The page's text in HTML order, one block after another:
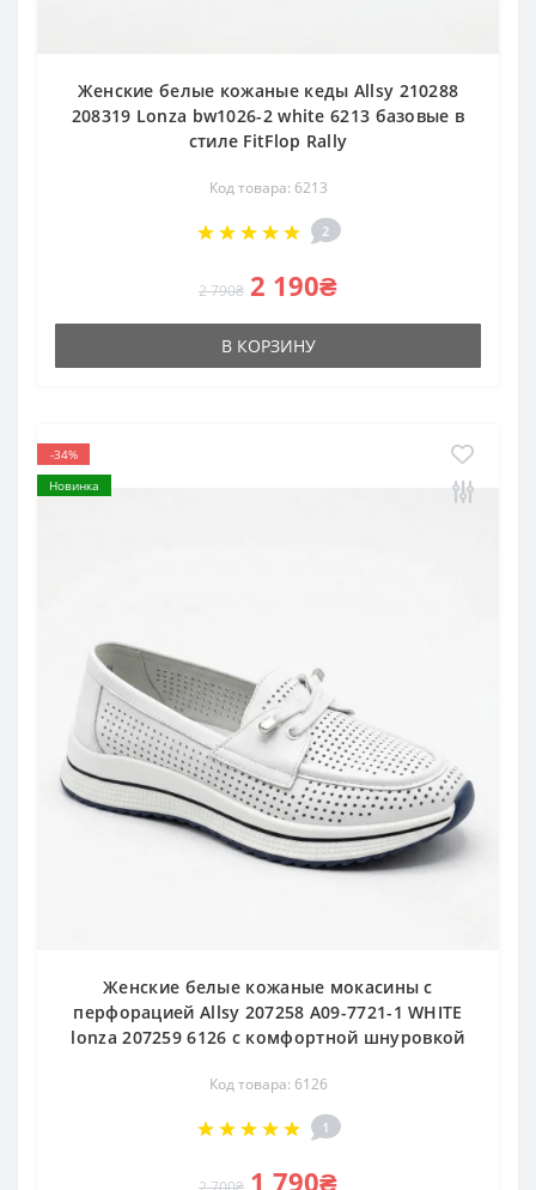
Женские белые кожаные кеды Allsy 210288
208319 Lonza bw1026-2 white 6213 базовые в
стиле FitFlop Rally
Код товара: 6213
2
2 790₴ 2 190₴
В КОРЗИНУ
-34%
Новинка
Женские белые кожаные мокасины с
перфорацией Allsy 207258 A09-7721-1 WHITE
lonza 207259 6126 с комфортной шнуровкой
Код товара: 6126
1
1 790₴